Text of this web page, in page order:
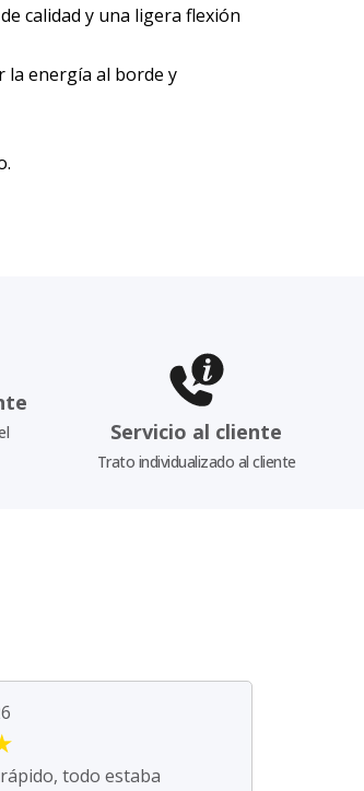
calidad y una ligera flexión
la energía al borde y
Servicio al cliente
Trato individualizado al cliente
todo estaba